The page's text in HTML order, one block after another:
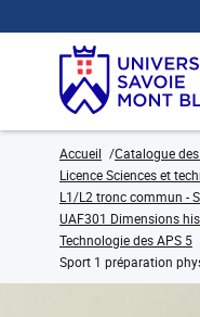
Accueil Catalogue
Licence Sciences et
L1/L2 tronc commun -
UAF301 Dimensions
Technologie des APS 5
Sport 1 préparation